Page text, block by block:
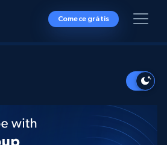
Comece grátis